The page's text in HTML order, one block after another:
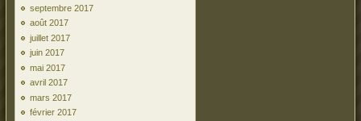
septembre 2017
août 2017
juillet 2017
juin 2017
mai 2017
avril 2017
mars 2017
février 2017